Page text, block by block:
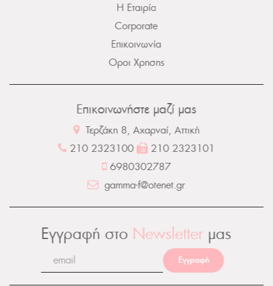
Η Εταιρία
Corporate
Επικοινωνία
Οροι Χρησης
Επικοινωνήστε μαζί μας
Τερζάκη 8, Αχαρναί, Αττική
210 2323100
210 2323101
6980302787
gamma-f@otenet.gr
Εγγραφή στο Newsletter μας
Εγγραφή